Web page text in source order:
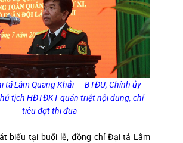
tá Lâm Quang Khải – BTĐU, Chính ủy
tịch HĐTĐKT quán triệt nội dung, chỉ
tiêu đợt thi đua
tại buổi lễ, đồng chí Đại tá Lâm